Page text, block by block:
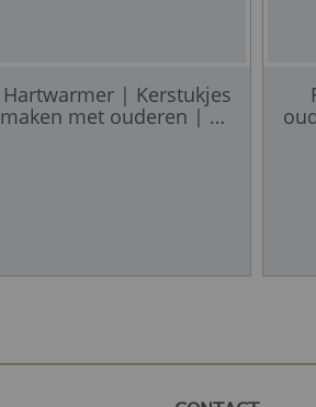
Hartwarmer | Kerstukjes
maken met ouderen | De